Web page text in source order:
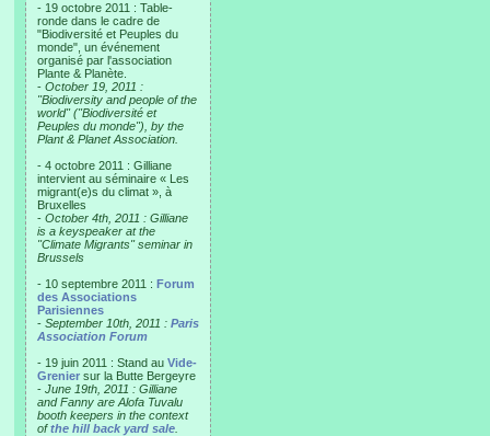
- 19 octobre 2011 : Table-
ronde dans le cadre de
"Biodiversité et Peuples du
monde", un événement
organisé par l'association
Plante & Planète.
- October 19, 2011 :
"Biodiversity and people of the
world" ("Biodiversité et
Peuples du monde"), by the
Plant & Planet Association.
- 4 octobre 2011 : Gilliane
intervient au séminaire « Les
migrant(e)s du climat », à
Bruxelles
- October 4th, 2011 : Gilliane
is a keyspeaker at the
"Climate Migrants" seminar in
Brussels
- 10 septembre 2011 : Forum
des Associations
Parisiennes
- September 10th, 2011 : Paris
Association Forum
- 19 juin 2011 : Stand au Vide-
Grenier sur la Butte Bergeyre
- June 19th, 2011 : Gilliane
and Fanny are Alofa Tuvalu
booth keepers in the context
ofthe hill back yard sale